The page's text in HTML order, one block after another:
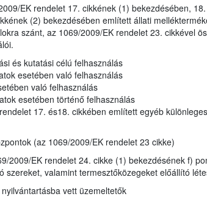
EK rendelet 17. cikkének (1) bekezdésében,
(2) bekezdésében említett állati
szánt, az 1069/2009/EK rendelet 23. cikkével
és kutatási célú felhasználás
esetében való felhasználás
való felhasználás
esetében történő felhasználás
17. és18. cikkében említett egyéb
(az 1069/2009/EK rendelet 23 cikke)
2009/EK rendelet 24. cikke (1) bekezdésének f)
szereket, valamint termesztőközegeket előállító
vett üzemeltetők